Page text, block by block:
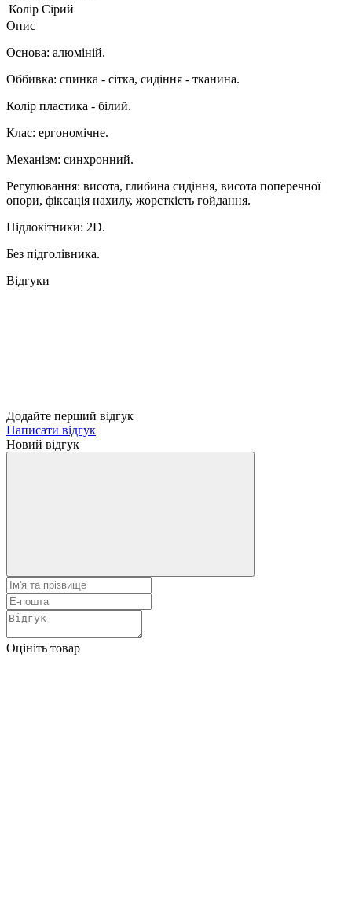
Колір Сірий
Опис
Основа: алюміній.
Оббивка: спинка - сітка, сидіння - тканина.
Колір пластика - білий.
Клас: ергономічне.
Механізм: синхронний.
Регулювання: висота, глибина сидіння, висота поперечної
опори, фіксація нахилу, жорсткість гойдання.
Підлокітники: 2D.
Без підголівника.
Відгуки
Додайте перший відгук
Написати відгук
Новий відгук
Оцініть товар